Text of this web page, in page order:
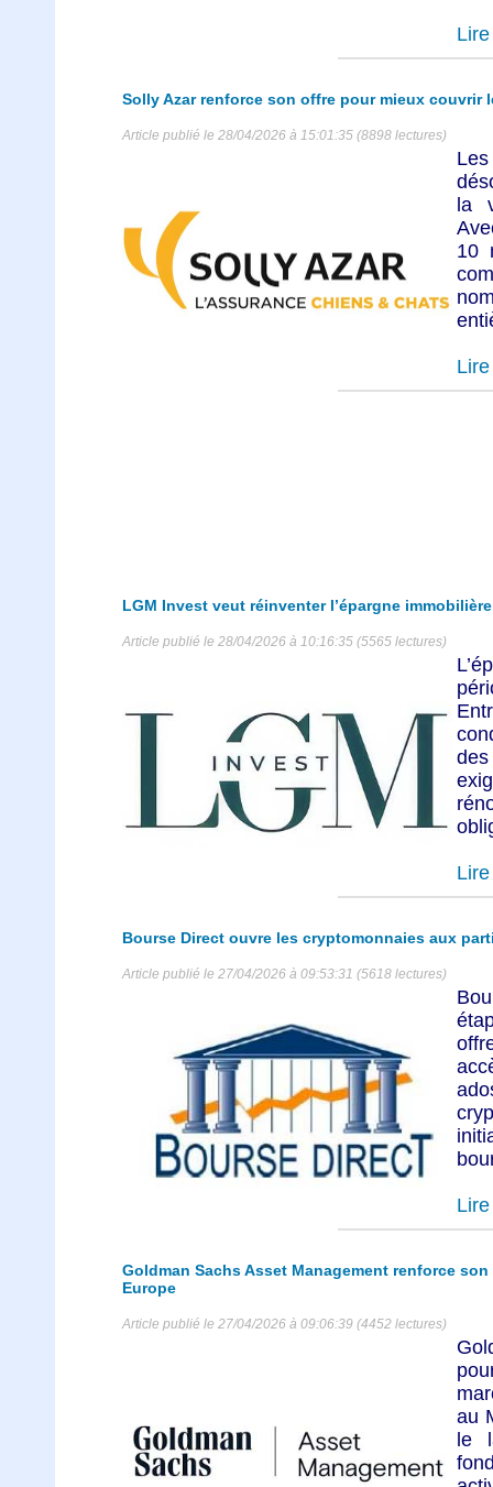
Solly Azar renforce son offre pour mieux couvrir
Article publié le 28/04/2026 à 15:01:35 (8898 lectures)
la
10
LGM Invest veut réinventer l’épargne immobilière
Article publié le 28/04/2026 à 10:16:35 (5565 lectures)
Bourse Direct ouvre les cryptomonnaies aux
Article publié le 27/04/2026 à 09:53:31 (5618 lectures)
Goldman Sachs Asset Management renforce
Europe
Article publié le 27/04/2026 à 09:06:39 (4452 lectures)
au
le